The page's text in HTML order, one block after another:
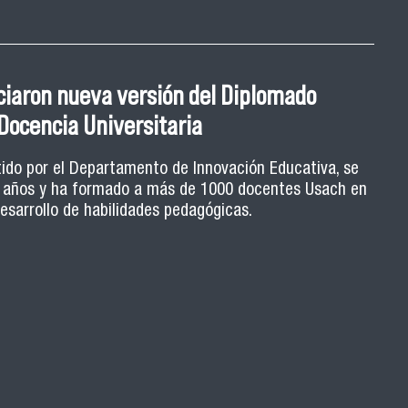
nueva versión del Diplomado
Universitaria
por el Departamento de Innovación Educativa, se
y ha formado a más de 1000 docentes Usach en
de habilidades pedagógicas.
fortaleciendo el rol estudiantil
enseñanza universitaria
estrategias de retroalimentación y herramientas
son algunos de los ejes de la Escuela de Ayudantes
formativo orientado a potenciar el rol de los y las